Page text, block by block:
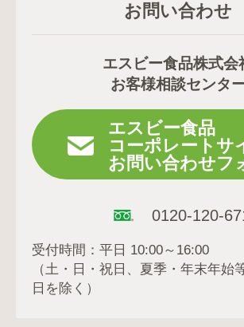
お問い合わせ
エスビー食品株式会
お客様相談センタ
エスビー食品
コーポレートサ
お問い合わせフ
0120-120-
受付時間：平日 10:00～16:00
（土・日・祝日、夏季・年末年始
日を除く）